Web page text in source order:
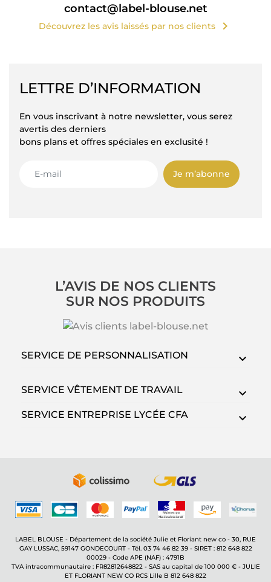
contact@label-blouse.net
Découvrez les avis laissés par nos clients chevron_right
LETTRE D’INFORMATION
En vous inscrivant à notre newsletter, vous serez
avertis des derniers
bons plans et offres spéciales en exclusité !
Je m’abonne
L’AVIS DE NOS CLIENTS
SUR NOS PRODUITS
SERVICE DE PERSONNALISATION
SERVICE VÊTEMENT DE TRAVAIL
SERVICE ENTREPRISE LYCÉE CFA
LABEL BLOUSE - Département de la société Julie et Floriant new co - 30, RUE
GAY LUSSAC, 59147 GONDECOURT - Tél. 03 74 46 82 39 - SIRET : 812 648 822
00029 - Code APE (NAF) : 4791B
TVA intracommunautaire : FR82812648822 - SAS au capital de 100 000 € - JULIE
ET FLORIANT NEW CO RCS Lille B 812 648 822